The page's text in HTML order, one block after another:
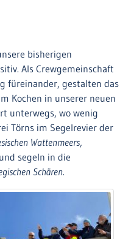
bisherigen
Als Crewgemeinschaft
füreinander, gestalten das
Kochen in unserer neuen
unterwegs, wo wenig
Törns im Segelrevier der
Wattenmeers,
segeln in die
Schären.